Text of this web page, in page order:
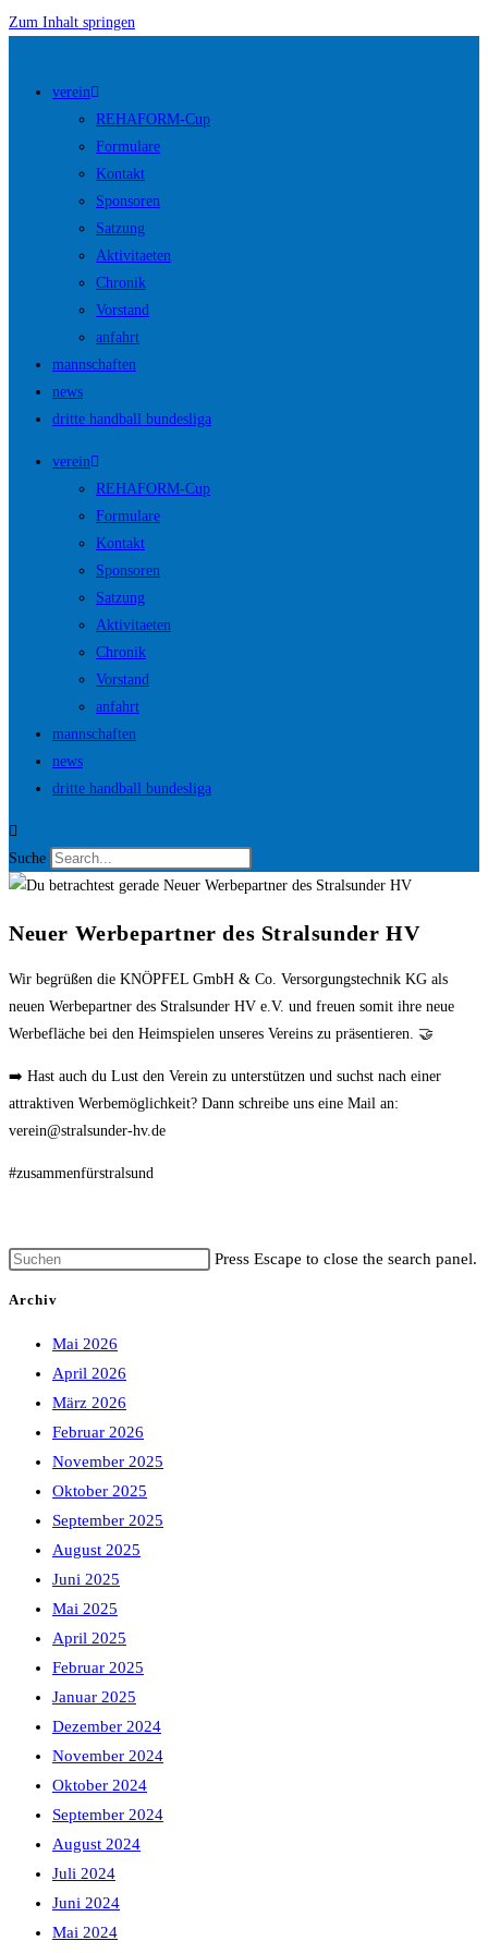
Zum Inhalt springen
verein
REHAFORM-Cup
Formulare
Kontakt
Sponsoren
Satzung
Aktivitaeten
Chronik
Vorstand
anfahrt
mannschaften
news
dritte handball bundesliga
verein
REHAFORM-Cup
Formulare
Kontakt
Sponsoren
Satzung
Aktivitaeten
Chronik
Vorstand
anfahrt
mannschaften
news
dritte handball bundesliga
Suche
Neuer Werbepartner des Stralsunder HV
Wir begrüßen die KNÖPFEL GmbH & Co. Versorgungstechnik KG als
neuen Werbepartner des Stralsunder HV e.V. und freuen somit ihre neue
Werbefläche bei den Heimspielen unseres Vereins zu präsentieren. 🤝
➡️ Hast auch du Lust den Verein zu unterstützen und suchst nach einer
attraktiven Werbemöglichkeit? Dann schreibe uns eine Mail an:
verein@stralsunder-hv.de
#zusammenfürstralsund
Press Escape to close the search panel.
Archiv
Mai 2026
April 2026
März 2026
Februar 2026
November 2025
Oktober 2025
September 2025
August 2025
Juni 2025
Mai 2025
April 2025
Februar 2025
Januar 2025
Dezember 2024
November 2024
Oktober 2024
September 2024
August 2024
Juli 2024
Juni 2024
Mai 2024